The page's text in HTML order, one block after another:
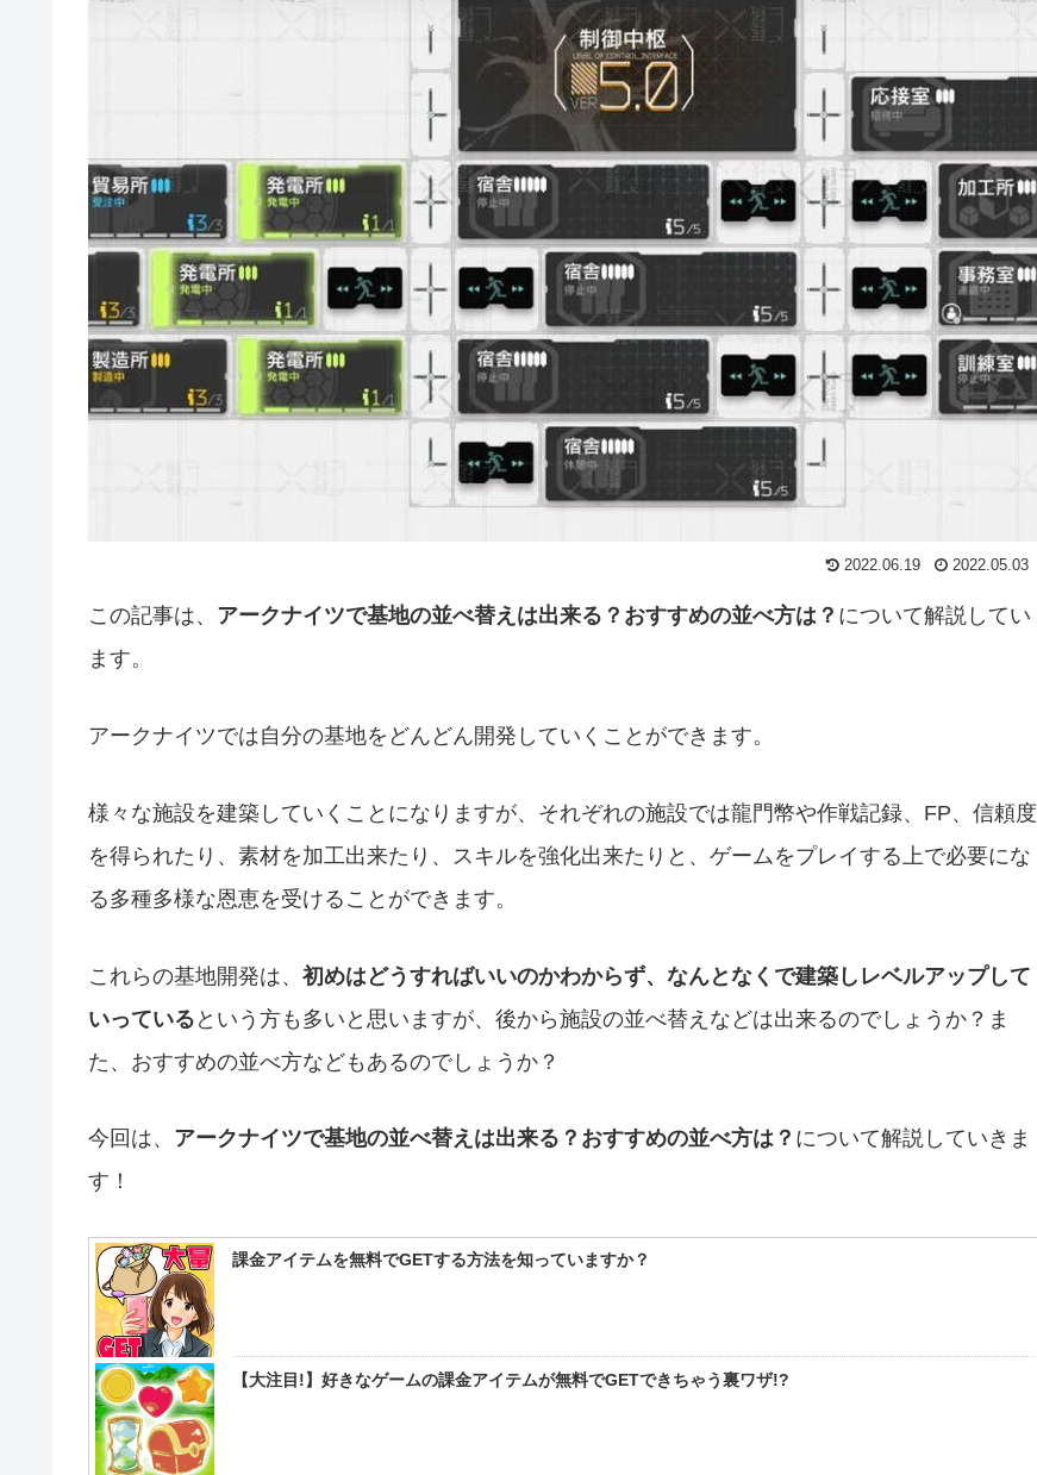
2022.06.19 2022.05.03
この記事は、 アークナイツで基地の並べ替えは出来る？おすすめの並べ方は？ について解説してい
ます。
アークナイツでは自分の基地をどんどん開発していくことができます。
様々な施設を建築していくことになりますが、それぞれの施設では龍門幣や作戦記録、FP、信頼度
を得られたり、素材を加工出来たり、スキルを強化出来たりと、ゲームをプレイする上で必要にな
る多種多様な恩恵を受けることができます。
これらの基地開発は、 初めはどうすればいいのかわからず、なんとなくで建築しレベルアップして
いっている という方も多いと思いますが、後から施設の並べ替えなどは出来るのでしょうか？ま
た、おすすめの並べ方などもあるのでしょうか？
今回は、 アークナイツで基地の並べ替えは出来る？おすすめの並べ方は？ について解説していきま
す！
課金アイテムを無料でGETする方法を知っていますか？
【大注目!】好きなゲームの課金アイテムが無料でGETできちゃう裏ワザ!?